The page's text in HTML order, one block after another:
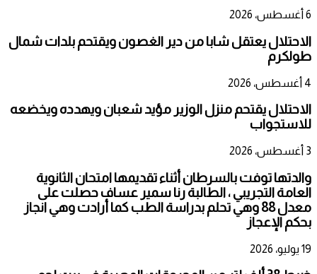
6 أغسطس، 2026
الاحتلال يعتقل شابا من دير الغصون ويقتحم بلدات شمال
طولكرم
4 أغسطس، 2026
الاحتلال يقتحم منزل الوزير مؤيد شعبان ويهدده ويخضعه
للاستجواب
3 أغسطس، 2026
والدتها توفت بالسرطان أثناء تقديمها امتحان الثانوية
العامة التجريبي ، الطالبة رنا سمير عساف حصلت على
معدل 88 وهي تحلم بدراسة الطب كما أرادت وهي انجاز
بحكم الإعجاز
19 يوليو، 2026